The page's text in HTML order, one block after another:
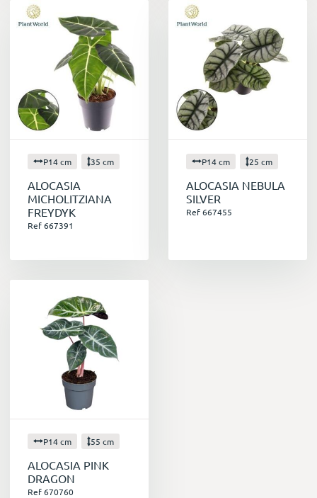
P14 cm 35 cm
ALOCASIA
MICHOLITZIANA
FREYDYK
Ref 667391
P14 cm 25 cm
ALOCASIA NEBULA
SILVER
Ref 667455
P14 cm 55 cm
ALOCASIA PINK
DRAGON
Ref 670760